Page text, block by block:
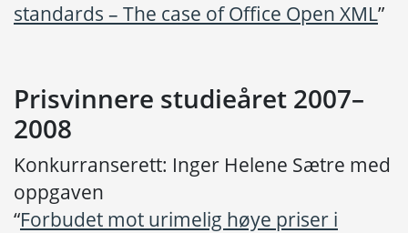
standards – The case of Office Open XML”
Prisvinnere studieåret 2007–
2008
Konkurranserett: Inger Helene Sætre med
oppgaven
“Forbudet mot urimelig høye priser i